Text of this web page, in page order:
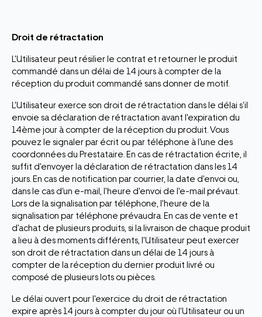
Droit de rétractation
L'Utilisateur peut résilier le contrat et retourner le produit
commandé dans un délai de 14 jours à compter de la
réception du produit commandé sans donner de motif.
L'Utilisateur exerce son droit de rétractation dans le délai s'il
envoie sa déclaration de rétractation avant l'expiration du
14ème jour à compter de la réception du produit. Vous
pouvez le signaler par écrit ou par téléphone à l'une des
coordonnées du Prestataire. En cas de rétractation écrite, il
suffit d'envoyer la déclaration de rétractation dans les 14
jours. En cas de notification par courrier, la date d'envoi ou,
dans le cas d'un e-mail, l'heure d'envoi de l'e-mail prévaut.
Lors de la signalisation par téléphone, l'heure de la
signalisation par téléphone prévaudra. En cas de vente et
d'achat de plusieurs produits, si la livraison de chaque produit
a lieu à des moments différents, l'Utilisateur peut exercer
son droit de rétractation dans un délai de 14 jours à
compter de la réception du dernier produit livré ou
composé de plusieurs lots ou pièces.
Le délai ouvert pour l'exercice du droit de rétractation
expire après 14 jours à compter du jour où l'Utilisateur ou un